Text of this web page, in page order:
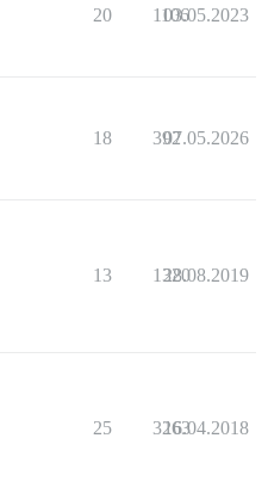
20 1106
03.05.2023
18 392
07.05.2026
13 1320
28.08.2019
25 3263
16.04.2018